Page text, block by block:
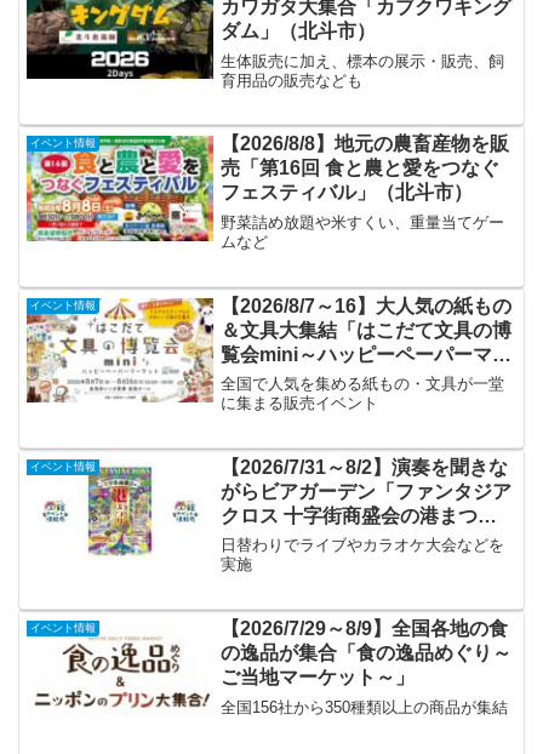
カワガタ大集合「カブクワキング
ダム」（北斗市）
生体販売に加え、標本の展示・販売、飼
育用品の販売なども
イベント情報
【2026/8/8】地元の農畜産物を販
売「第16回 食と農と愛をつなぐ
フェスティバル」（北斗市）
野菜詰め放題や米すくい、重量当てゲー
ムなど
イベント情報
【2026/8/7～16】大人気の紙もの
＆文具大集結「はこだて文具の博
覧会mini～ハッピーペーパーマー
ケット～」
全国で人気を集める紙もの・文具が一堂
に集まる販売イベント
イベント情報
【2026/7/31～8/2】演奏を聞きな
がらビアガーデン「ファンタジア
クロス 十字街商盛会の港まつ
り」
日替わりでライブやカラオケ大会などを
実施
イベント情報
【2026/7/29～8/9】全国各地の食
の逸品が集合「食の逸品めぐり～
ご当地マーケット～」
全国156社から350種類以上の商品が集結